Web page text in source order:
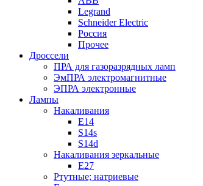
Legrand
Schneider Electric
Россия
Прочее
Дроссели
ПРА для газоразрядных ламп
ЭмПРА электромагнитные
ЭПРА электронные
Лампы
Накаливания
Е14
S14s
S14d
Накаливания зеркальные
Е27
Ртутные; натриевые